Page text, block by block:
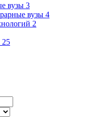
вузы 3
вузы 4
2
25